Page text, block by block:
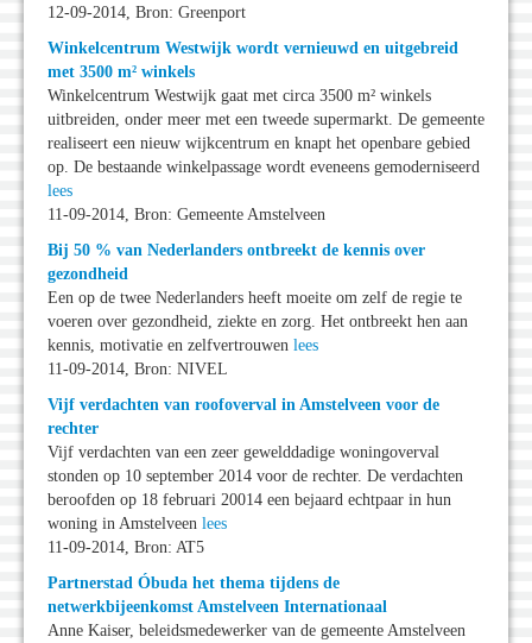
12-09-2014, Bron: Greenport
Winkelcentrum Westwijk wordt vernieuwd en uitgebreid
met 3500 m² winkels
Winkelcentrum Westwijk gaat met circa 3500 m² winkels
uitbreiden, onder meer met een tweede supermarkt. De gemeente
realiseert een nieuw wijkcentrum en knapt het openbare gebied
op. De bestaande winkelpassage wordt eveneens gemoderniseerd
lees
11-09-2014, Bron: Gemeente Amstelveen
Bij 50 % van Nederlanders ontbreekt de kennis over
gezondheid
Een op de twee Nederlanders heeft moeite om zelf de regie te
voeren over gezondheid, ziekte en zorg. Het ontbreekt hen aan
kennis, motivatie en zelfvertrouwen lees
11-09-2014, Bron: NIVEL
Vijf verdachten van roofoverval in Amstelveen voor de
rechter
Vijf verdachten van een zeer gewelddadige woningoverval
stonden op 10 september 2014 voor de rechter. De verdachten
beroofden op 18 februari 20014 een bejaard echtpaar in hun
woning in Amstelveen lees
11-09-2014, Bron: AT5
Partnerstad Óbuda het thema tijdens de
netwerkbijeenkomst Amstelveen Internationaal
Anne Kaiser, beleidsmedewerker van de gemeente Amstelveen